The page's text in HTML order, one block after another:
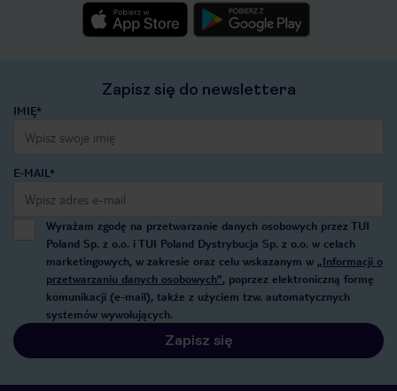
Zapisz się do newslettera
IMIĘ*
E-MAIL*
Wyrażam zgodę na przetwarzanie danych osobowych przez TUI
Poland Sp. z o.o. i TUI Poland Dystrybucja Sp. z o.o. w celach
marketingowych, w zakresie oraz celu wskazanym w „Informacji o
przetwarzaniu danych osobowych”, poprzez elektroniczną formę
komunikacji (e-mail), także z użyciem tzw. automatycznych
systemów wywołujących.
Zapisz się